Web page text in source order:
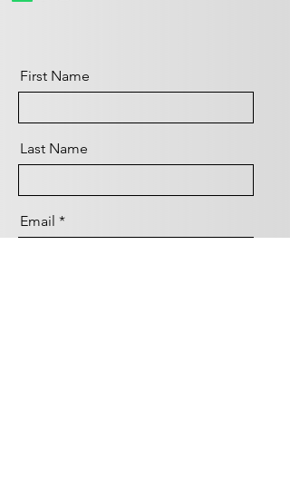
First Name
Last Name
Email